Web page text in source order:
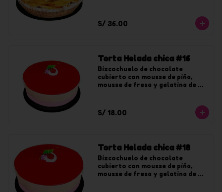
S/ 36.00
Torta Helada chica #16
Bizcochuelo de chocolate
cubierto con mousse de piña,
mousse de fresa y gelatina de
S/ 18.00
Torta Helada chica #18
Bizcochuelo de chocolate
cubierto con mousse de piña,
mousse de fresa y gelatina de